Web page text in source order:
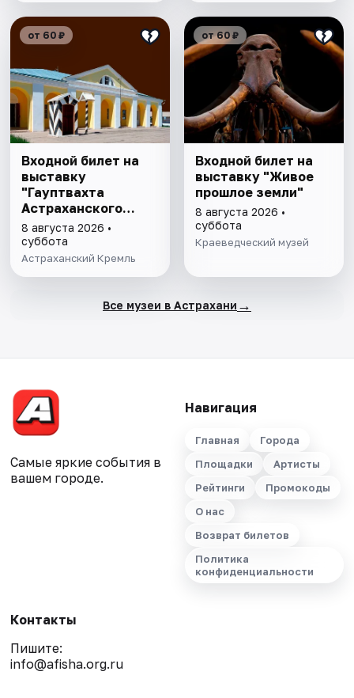
от 60 ₽
Входной билет на
выставку
"Гауптвахта
Астраханского
гарнизона. XIX в."
8 августа 2026 •
суббота
Астраханский Кремль
от 60 ₽
Входной билет на
выставку "Живое
прошлое земли"
8 августа 2026 •
суббота
Краеведческий музей
Все музеи в Астрахани →
Самые яркие события в
вашем городе.
Навигация
Главная
Города
Площадки
Артисты
Рейтинги
Промокоды
О нас
Возврат билетов
Политика
конфиденциальности
Контакты
Пишите:
info@afisha.org.ru